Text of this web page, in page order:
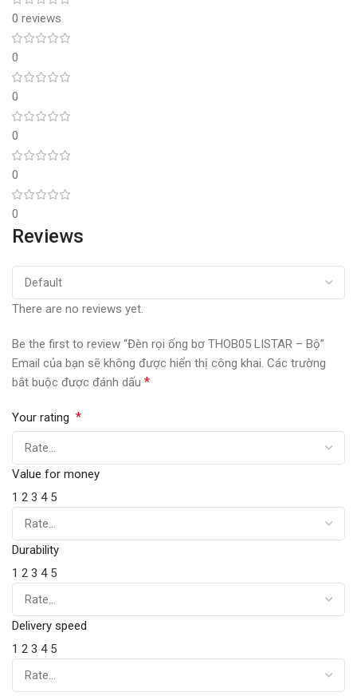
0 reviews
0
0
0
0
0
Reviews
There are no reviews yet.
Be the first to review “Đèn rọi ống bơ THOB05 LISTAR – Bộ”
Email của bạn sẽ không được hiển thị công khai. Các trường
bắt buộc được đánh dấu *
Your rating *
Value for money
1 2 3 4 5
Durability
1 2 3 4 5
Delivery speed
1 2 3 4 5